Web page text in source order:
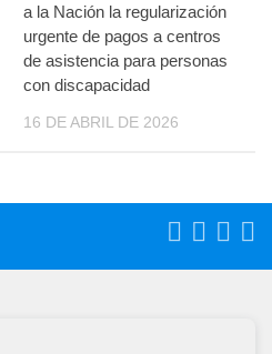
a la Nación la regularización
urgente de pagos a centros
de asistencia para personas
con discapacidad
16 DE ABRIL DE 2026